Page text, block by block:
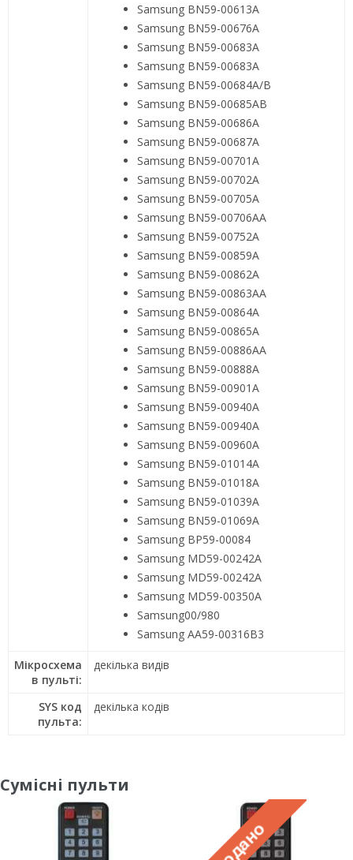
Samsung BN59-00613A
Samsung BN59-00676A
Samsung BN59-00683A
Samsung BN59-00683A
Samsung BN59-00684A/B
Samsung BN59-00685AB
Samsung BN59-00686A
Samsung BN59-00687A
Samsung BN59-00701A
Samsung BN59-00702A
Samsung BN59-00705A
Samsung BN59-00706AA
Samsung BN59-00752A
Samsung BN59-00859A
Samsung BN59-00862A
Samsung BN59-00863AA
Samsung BN59-00864A
Samsung BN59-00865A
Samsung BN59-00886AA
Samsung BN59-00888A
Samsung BN59-00901A
Samsung BN59-00940A
Samsung BN59-00940A
Samsung BN59-00960A
Samsung BN59-01014A
Samsung BN59-01018A
Samsung BN59-01039A
Samsung BN59-01069A
Samsung BP59-00084
Samsung MD59-00242A
Samsung MD59-00242A
Samsung MD59-00350A
Samsung00/980
Samsung AA59-00316B3
Мікросхема
в пульті:
декілька видів
SYS код
пульта:
декілька кодів
Сумісні пульти